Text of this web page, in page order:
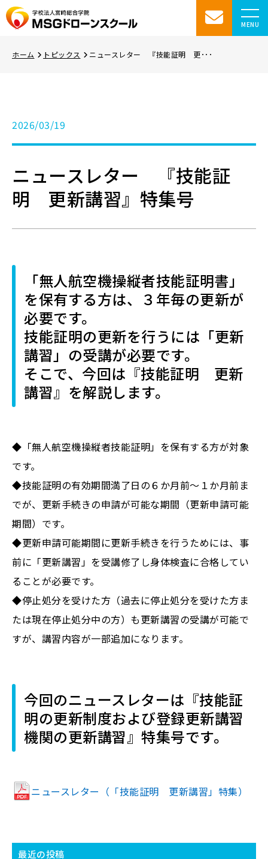
MENU
ホーム トピックス ニュースレター 『技能証明 更･･･
2026/03/19
ニュースレター 『技能証
明 更新講習』特集号
「無人航空機操縦者技能証明書」
を保有する方は、３年毎の更新が
必要です。
技能証明の更新を行うには「更新
講習」の受講が必要です。
そこで、今回は『技能証明 更新
講習』を解説します。
◆「無人航空機操縦者技能証明」を保有する方が対象
です。
◆技能証明の有効期間満了日の６か月前～１か月前ま
でが、更新手続きの申請が可能な期間（更新申請可能
期間）です。
◆更新申請可能期間に更新手続きを行うためには、事
前に「更新講習」を受講修了し身体検査に合格してい
ることが必要です。
◆停止処分を受けた方（過去に停止処分を受けた方ま
たは現在停止処分中の方）も更新講習の受講が可能で
すが、講習内容が一部追加になります。
今回のニュースレターは『技能証
明の更新制度および登録更新講習
機関の更新講習』特集号です。
ニュースレター（「技能証明 更新講習」特集）
最近の投稿